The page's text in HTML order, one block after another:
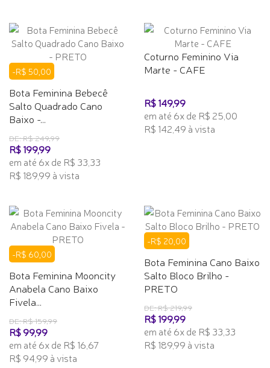
-R$ 50,00
Bota Feminina Bebecê
Salto Quadrado Cano
Baixo -...
DE: R$ 249,99
R$ 199,99
em até 6x de R$ 33,33
R$ 189,99 à vista
Coturno Feminino Via
Marte - CAFE
R$ 149,99
em até 6x de R$ 25,00
R$ 142,49 à vista
-R$ 60,00
Bota Feminina Mooncity
Anabela Cano Baixo
Fivela...
DE: R$ 159,99
R$ 99,99
em até 6x de R$ 16,67
R$ 94,99 à vista
-R$ 20,00
Bota Feminina Cano Baixo
Salto Bloco Brilho -
PRETO
DE: R$ 219,99
R$ 199,99
em até 6x de R$ 33,33
R$ 189,99 à vista